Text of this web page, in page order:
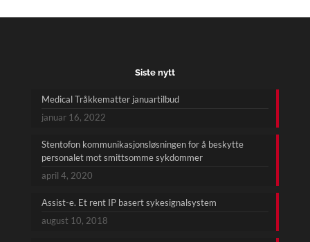
Siste nytt
Medical Tråkkematter januartilbud
januar 16, 2022
Stentofon kommunikasjonsløsningen for å beskytte
personalet mot smittsomme sykdommer
april 4, 2020
Assist-e. Et rent IP basert sykesignalsystem
august 10, 2018